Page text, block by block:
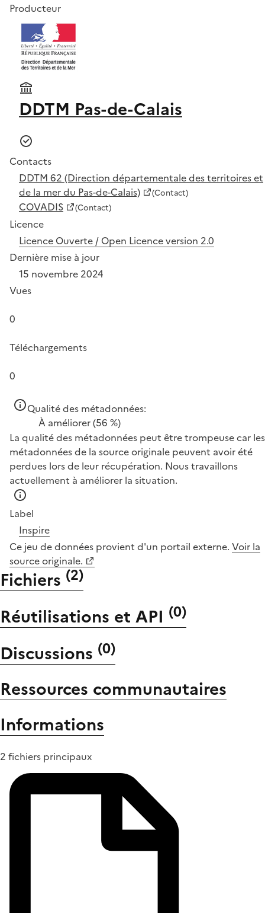
Producteur
DDTM Pas-de-Calais
Contacts
DDTM 62 (Direction départementale des territoires et
de la mer du Pas-de-Calais)
(Contact)
COVADIS (Contact)
Licence
Licence Ouverte / Open Licence version 2.0
Dernière mise à jour
15 novembre 2024
Vues
0
Téléchargements
0
Qualité des métadonnées:
À améliorer(56 %)
La qualité des métadonnées peut être trompeuse car les
métadonnées de la source originale peuvent avoir été
perdues lors de leur récupération. Nous travaillons
actuellement à améliorer la situation.
Label
Inspire
Ce jeu de données provient d'un portail externe. Voir la
source originale.
Fichiers (2)
Réutilisations et API (0)
Discussions (0)
Ressources communautaires
Informations
2 fichiers principaux